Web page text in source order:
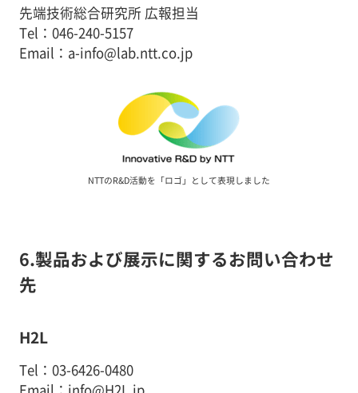
先端技術総合研究所 広報担当
Tel：046-240-5157
Email：a-info@lab.ntt.co.jp
NTTのR&D活動を「ロゴ」として表現しました
6.製品および展示に関するお問い合わせ
先
H2L
Tel：03-6426-0480